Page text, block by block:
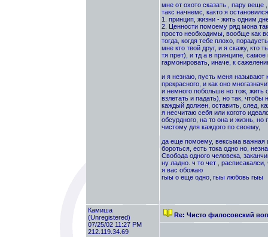
мне от охото сказать , пару веще
такс начнемс, както я
1. принцип, жизни - жить одним
2. Ценности помоему ряд мона
просто необходимы, вообще как
тогда, когдя тебе плохо,
мне кто твой друг, и я скажу, кто
тя прет), и тд а в принципе,
гармонировать, иначе, к
и я незнаю, пусть меня называют
прекрасного, и как оно
и немного побольше но тож, жить
взлетать и падать), но так,
каждый должен, оставить, след,
я несчитаю себя или когото
обсурдного, на то она и жизнь,
чистому для каждого по своему,
да еще помоему, вексьма важная
бороться, есть тока одно но,
Свобода одного человека,
ну ладно. ч то чет ,
я вас обожаю
гыы о еще одно, гыы любовь гыы
Камиша
(Unregistered)
07/25/02 11:27 PM
212.119.34.69
Re: Чисто филосовский